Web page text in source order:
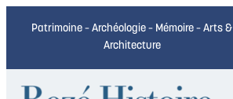
Patrimoine – Archéologie – Mémoire – Arts &
Architecture